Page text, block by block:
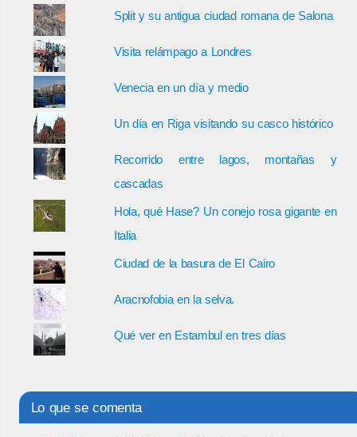
Split y su antigua ciudad romana de Salona
Visita relámpago a Londres
Venecia en un día y medio
Un día en Riga visitando su casco histórico
Recorrido entre lagos, montañas y
cascadas
Hola, qué Hase? Un conejo rosa gigante en
Italia
Ciudad de la basura de El Cairo
Aracnofobia en la selva.
Qué ver en Estambul en tres días
Lo que se comenta